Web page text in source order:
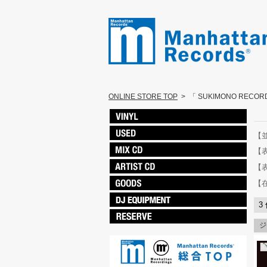
ONLINE STORE TOP > 「 SUKIMONO
【
【
【
【
3